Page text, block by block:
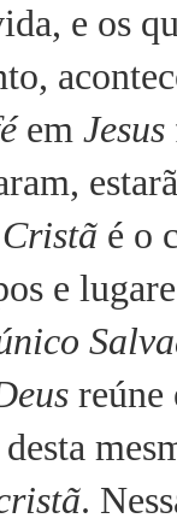
e os
em Jesus
é o
e
reúne
.